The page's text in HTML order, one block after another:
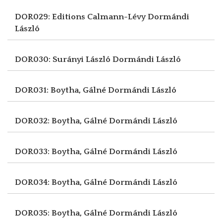
DOR029: Editions Calmann-LévyDormándi
László
DOR030: Surányi László Dormándi László
DOR031: Boytha, Gálné Dormándi László
DOR032: Boytha, Gálné Dormándi László
DOR033: Boytha, Gálné Dormándi László
DOR034: Boytha, Gálné Dormándi László
DOR035: Boytha, Gálné Dormándi László